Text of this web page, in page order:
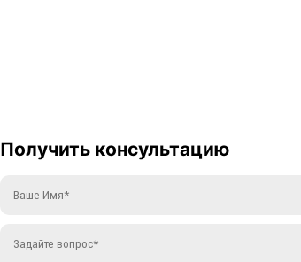
Получить консультацию